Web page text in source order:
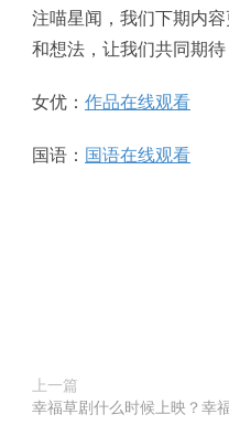
注喵星闻，我们下期内
和想法，让我们共同期
女优： 作品在线观看
国语： 国语在线观看
上一篇
幸福草剧什么时候上映？幸